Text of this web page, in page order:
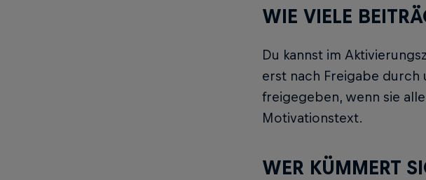
WIE VIELE
Du kannst im
erst nach Freigabe durch
freigegeben, wenn sie
Motivationstext.
WER KÜMMERT